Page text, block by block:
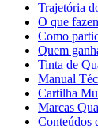
Trajetória
O que
Como
Quem
Tinta de
Manual
Cartilha
Marcas
Conteúdos